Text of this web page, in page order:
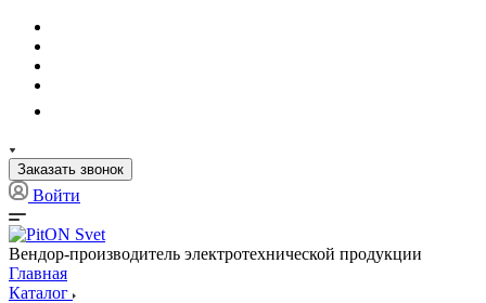
Заказать звонок
Войти
Вендор-производитель электротехнической продукции
Главная
Каталог